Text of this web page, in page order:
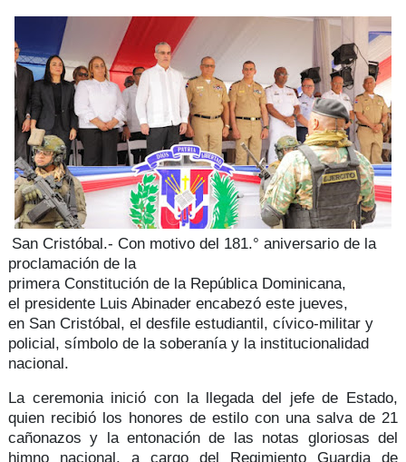
San Cristóbal.- Con motivo del 181.° aniversario de la
proclamación de la
primera Constitución de la República Dominicana,
el presidente Luis Abinader encabezó este jueves,
enSan Cristóbal, el desfile estudiantil, cívico-militar y
policial, símbolo de la soberanía y la institucionalidad
nacional.
La ceremonia inició con la llegada del jefe de Estado,
quien recibió los honores de estilo con una salva de 21
cañonazos y la entonación de las notas gloriosas del
himno nacional, a cargo del Regimiento Guardia de